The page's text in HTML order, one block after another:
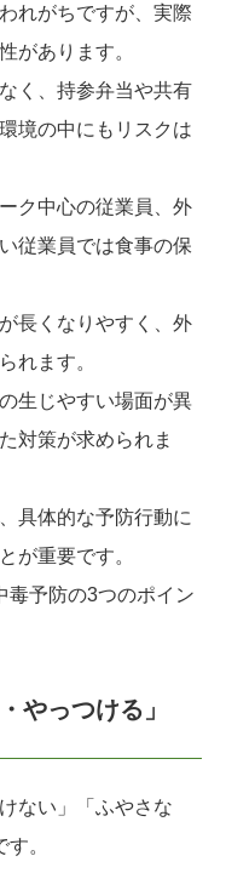
れがちですが、実際
があります。
く、持参弁当や共有
境の中にもリスクは
ク中心の従業員、外
従業員では食事の保
長くなりやすく、外
れます。
生じやすい場面が異
対策が求められま
具体的な予防行動に
が重要です。
毒予防の3つのポイン
やっつける」
ない」「ふやさな
。